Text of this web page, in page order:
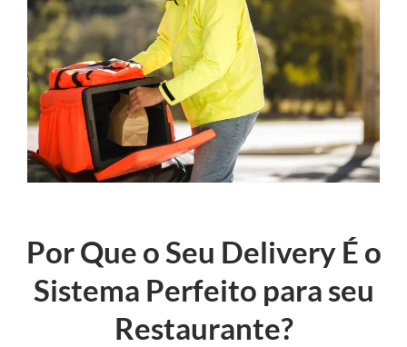
Por Que o Seu Delivery É o
Sistema Perfeito para seu
Restaurante?